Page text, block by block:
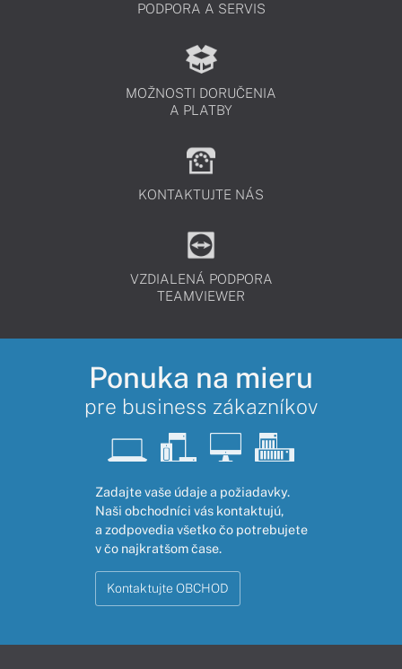
PODPORA A SERVIS
MOŽNOSTI DORUČENIA
A PLATBY
KONTAKTUJTE NÁS
VZDIALENÁ PODPORA
TEAMVIEWER
Ponuka na mieru
pre business zákazníkov
Zadajte vaše údaje a požiadavky.
Naši obchodníci vás kontaktujú,
a zodpovedia všetko čo potrebujete
v čo najkratšom čase.
Kontaktujte OBCHOD